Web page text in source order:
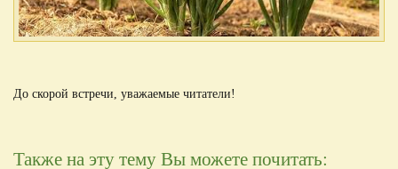
До скорой встречи, уважаемые читатели!
Также на эту тему Вы можете почитать: